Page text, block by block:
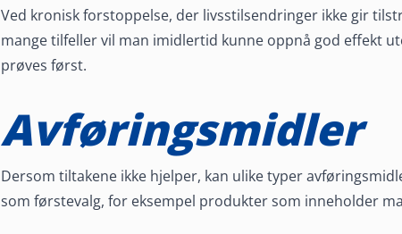
Ved kronisk forstoppelse, der livsstilsendringer ikke gir
mange tilfeller vil man imidlertid kunne oppnå god effekt
prøves først.
Avføringsmidler
Dersom tiltakene ikke hjelper, kan ulike typer
som førstevalg, for eksempel produkter som inneholder